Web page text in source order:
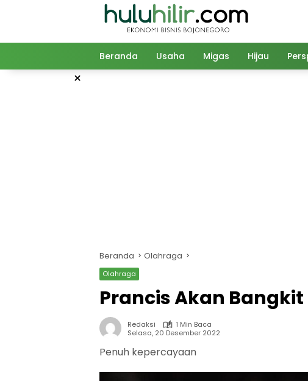
Beranda Usaha Migas Hijau
×
Beranda Olahraga
Olahraga
Prancis Akan Bangkit
Redaksi
1 Min Baca
Selasa, 20 Desember 2022
Penuh kepercayaan